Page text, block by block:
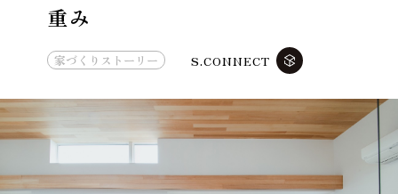
HOME
CONCEPT
エスコネについて
重み
家づくりストーリー S.CONNECT